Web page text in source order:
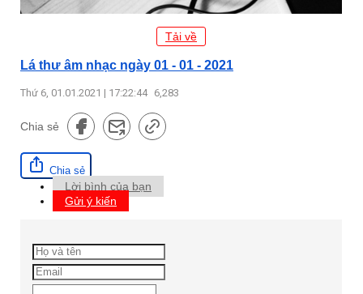
Tải về
Lá thư âm nhạc ngày 01 - 01 - 2021
Thứ 6, 01.01.2021 | 17:22:44 6,283
Chia sẻ
Chia sẻ
Lời bình của bạn
Gửi ý kiến